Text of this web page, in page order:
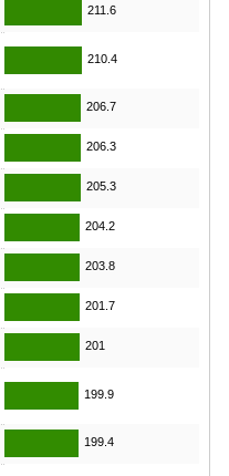
211.6
210.4
206.7
206.3
205.3
204.2
203.8
201.7
201
199.9
199.4